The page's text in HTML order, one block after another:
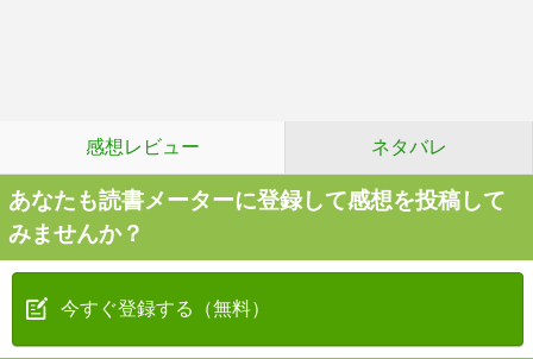
感想レビュー ネタバレ
あなたも読書メーターに登録して感想を投稿して
みませんか？
今すぐ登録する（無料）